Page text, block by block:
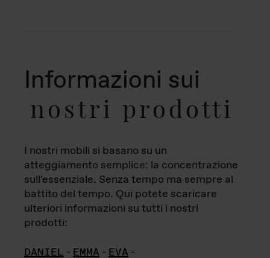
Informazioni sui
nostri prodotti
I nostri mobili si basano su un
atteggiamento semplice: la concentrazione
sull'essenziale. Senza tempo ma sempre al
battito del tempo. Qui potete scaricare
ulteriori informazioni su tutti i nostri
prodotti:
DANIEL - EMMA - EVA -